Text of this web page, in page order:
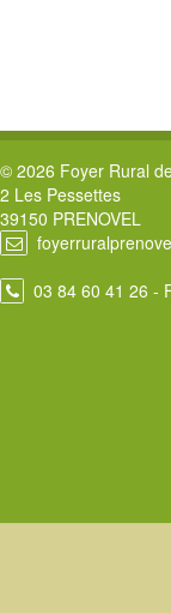
© 2026 Foyer Rural
2 Les Pessettes
39150 PRENOVEL
03 84 60 41 26 -